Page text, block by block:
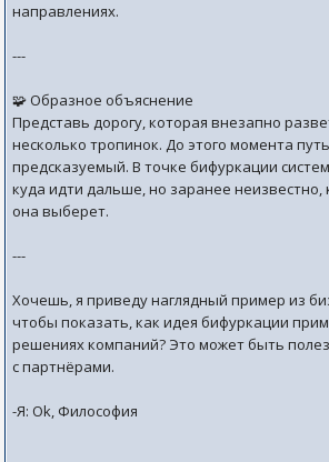
направлениях.
---
🧩 Образное объяснение
Представь дорогу, которая внезапно
несколько тропинок. До этого момента
предсказуемый. В точке бифуркации
куда идти дальше, но заранее неизвестно,
она выберет.
---
Хочешь, я приведу наглядный пример из
чтобы показать, как идея бифуркации
решениях компаний? Это может быть
с партнёрами.
-Я: Ok, Философия